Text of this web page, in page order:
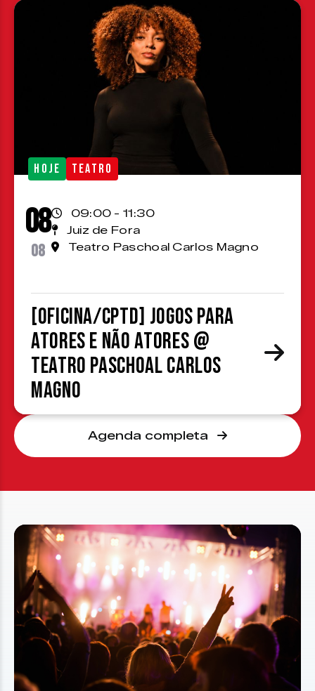
HOJE TEATRO
08
08
09:00 - 11:30
Juiz de Fora
Teatro Paschoal Carlos Magno
[OFICINA/CPTD] Jogos para
atores e não atores @
Teatro Paschoal Carlos
Magno
Agenda completa